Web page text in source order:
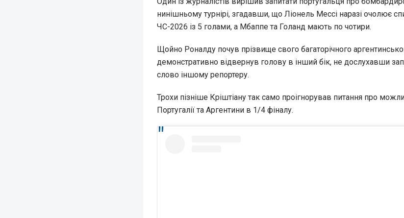
нинішньому турнірі, згадавши, що Ліонель Мессі наразі очолює
ЧС-2026 із 5 голами, а Мбаппе та Голанд мають по чотири.
Щойно Роналду почув прізвище свого багаторічного
демонстративно відвернув голову в інший бік, не дослухавши
слово іншому репортеру.
Трохи пізніше Кріштіану так само проігнорував питання про
Португалії та Аргентини в 1/4 фіналу.